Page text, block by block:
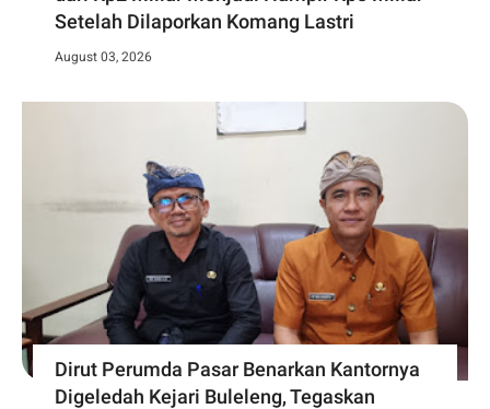
Setelah Dilaporkan Komang Lastri
August 03, 2026
Dirut Perumda Pasar Benarkan Kantornya
Digeledah Kejari Buleleng, Tegaskan